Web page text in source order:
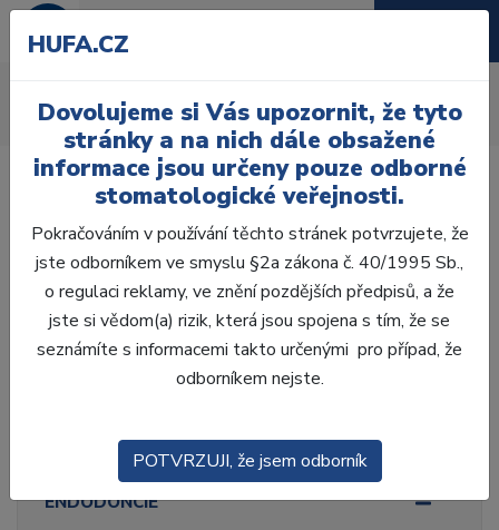
Úvod Ordinace Endodoncie Kofferdam Spony
Laboratoř
Ordinace
ENDODONCIE
HUFA.CZ
Dovolujeme si Vás upozornit, že tyto
stránky a na nich dále obsažené
informace jsou určeny pouze odborné
stomatologické veřejnosti.
Pokračováním v používání těchto stránek potvrzujete, že
jste odborníkem ve smyslu §2a zákona č. 40/1995 Sb.,
o regulaci reklamy, ve znění pozdějších předpisů, a že
jste si vědom(a) rizik, která jsou spojena s tím, že se
seznámíte s informacemi takto určenými pro případ, že
odborníkem nejste.
POTVRZUJI, že jsem odborník